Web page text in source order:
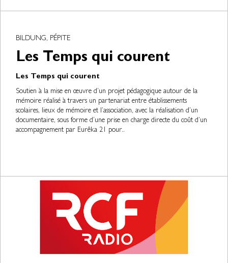
BILDUNG, PÉPITE
Les Temps qui courent
Les Temps qui courent
Soutien à la mise en œuvre d’un projet pédagogique autour de la
mémoire réalisé à travers un partenariat entre établissements
scolaires, lieux de mémoire et l’association, avec la réalisation d’un
documentaire, sous forme d’une prise en charge directe du coût d’un
accompagnement par Eurêka 21 pour..